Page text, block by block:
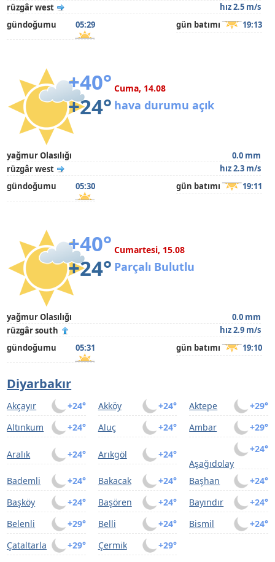
rüzgâr west
hız 2.5 m/s
gündoğumu
05:29 gün batımı 19:13
+40°
+24°
Cuma, 14.08
hava durumu açık
yağmur Olasılığı
0.0 mm
rüzgâr west
hız 2.3 m/s
gündoğumu
05:30 gün batımı 19:11
+40°
+24°
Cumartesi, 15.08
Parçalı Bulutlu
yağmur Olasılığı
0.0 mm
rüzgâr south
hız 2.9 m/s
gündoğumu
05:31 gün batımı 19:10
Diyarbakır
+24°
Akçayır +24°
Akköy +29°
Aktepe
+24°
Altınkum +24°
Aluç +29°
Ambar
+24°
Aralık +24°
Arıkgöl
+24°
Aşağıdolay
+24°
Bademli +24°
Bakacak +24°
Başhan
+24°
Başköy +24°
Başören +24°
Bayındır
+29°
Belenli +24°
Belli +24°
Bismil
+29°
Çataltarla +29°
Çermik